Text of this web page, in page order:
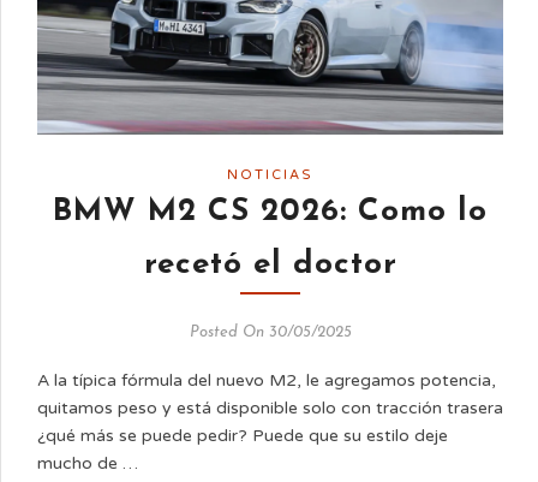
NOTICIAS
BMW M2 CS 2026: Como lo
recetó el doctor
Posted On 30/05/2025
A la típica fórmula del nuevo M2, le agregamos potencia,
quitamos peso y está disponible solo con tracción trasera
¿qué más se puede pedir? Puede que su estilo deje
mucho de …